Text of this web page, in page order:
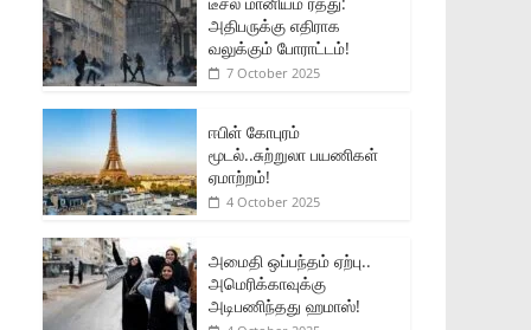
அதிபருக்கு எதிராக
வலுக்கும் போராட்டம்!
7 October 2025
ஈபிள் கோபுரம்
மூடல்..சுற்றுலா பயணிகள்
ஏமாற்றம்!
4 October 2025
அமைதி ஒப்பந்தம் ஏற்பு..
அமெரிக்காவுக்கு
அடிபணிந்தது ஹமாஸ்!